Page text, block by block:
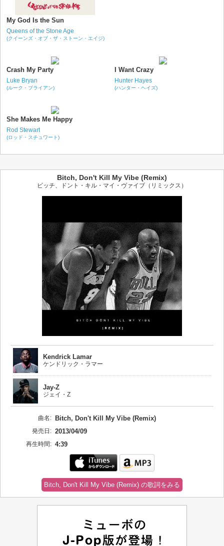
My God Is the Sun
Queens of the Stone Age
(クイーンズ・オブ・ザ・ストーン・エイジ)
Crash My Party
Luke Bryan
(ルーク・ブライアン)
I Want Crazy
Hunter Hayes
(ハンター・ヘイズ)
She Makes Me Happy
Rod Stewart
(ロッド・スチュワート)
Bitch, Don't Kill My Vibe (Remix)
ビッチ、ドント・キル・マイ・ヴァイブ（リミックス）
Kendrick Lamar
ケンドリック・ラマー
Jay-Z
ジェイ・Z
曲名: Bitch, Don't Kill My Vibe (Remix)
発売日: 2013/04/09
再生時間: 4:39
Bitch, Don't Kill My Vibe (Remix) の歌詞をみる